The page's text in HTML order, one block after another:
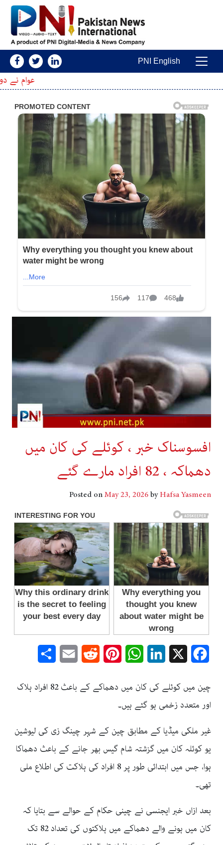
Main Navigation
PNI English
عوام نے دوبارہ موقع دیا تو
افسوسناک خبر ، کوئلے کی کان میں
دھماکہ ، 82 افراد مارے گئے
Posted onMay 23, 2026byHafsa Yasmeen
Facebook
LinkedIn
WhatsApp
Pinterest
Reddit
Email
چین میں کوئلے کی کان میں دھماکے کے باعث 82 افراد ہلاک
اور متعدد زخمی ہو گئے ہیں۔
غیر ملکی میڈیا کے مطابق چین کے شہر چینگ زی کی لیوشین
یو کوئلہ کان میں گزشتہ شام گیس بھر جانے کے باعث دھماکا
ہوا، جس میں ابتدائی طور پر 8 افراد کی ہلاکت کی اطلاع ملی
تھی۔
بعد ازاں خبر ایجنسی نے چینی حکام کے حوالے سے بتایا کہ
کان میں ہونے والے دھماکے میں ہلاکتوں کی تعداد 82 تک